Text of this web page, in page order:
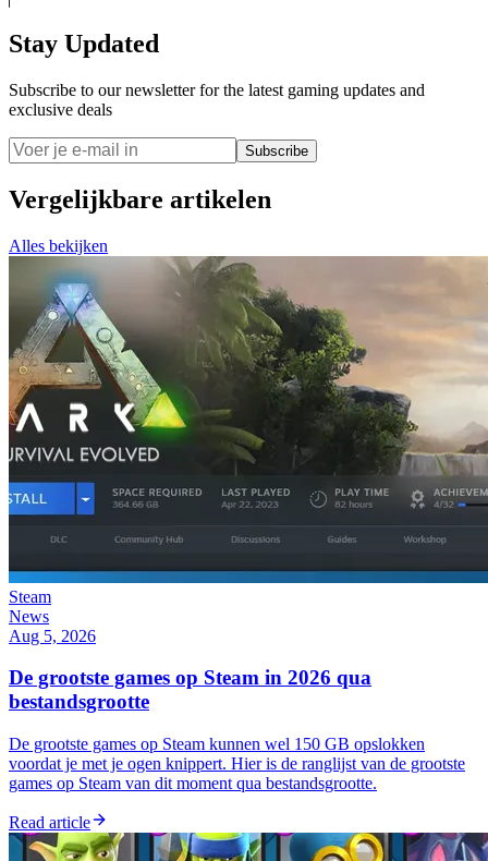
Stay Updated
Subscribe to our newsletter for the latest gaming updates and
exclusive deals
Subscribe
Vergelijkbare artikelen
Alles bekijken
Steam
News
Aug 5, 2026
De grootste games op Steam in 2026 qua
bestandsgrootte
De grootste games op Steam kunnen wel 150 GB opslokken
voordat je met je ogen knippert. Hier is de ranglijst van de grootste
games op Steam van dit moment qua bestandsgrootte.
Read article